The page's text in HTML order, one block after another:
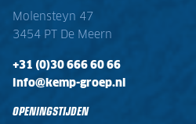
Molensteyn 47
3454 PT De Meern
+31 (0)30 666 60 66
info@kemp-groep.nl
OPENINGSTIJDEN